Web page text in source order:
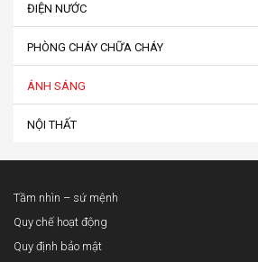
ĐIỆN NƯỚC
PHÒNG CHÁY CHỮA CHÁY
ÁNH SÁNG
NỘI THẤT
Tầm nhìn – sứ mệnh
Quy chế hoạt động
Quy định bảo mật